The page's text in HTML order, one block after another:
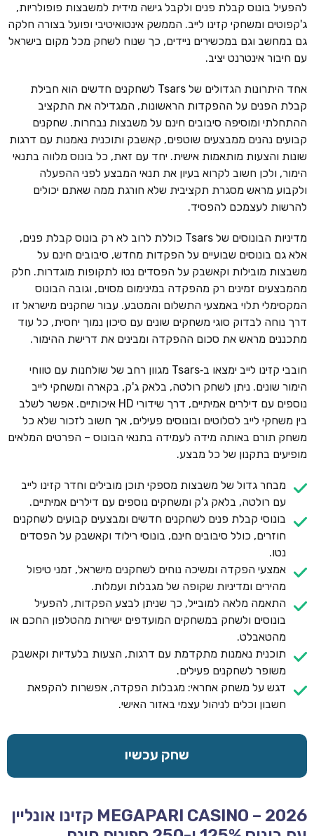
להפעיל בונוס קבלת פנים ולקבל גישה מידית למשבצות פופולריות,
ג'קפוטים ומשחקי קזינו לייב. הממשק אינטואיטיבי ופועל בצורה חלקה
גם במחשב וגם במכשירים ניידים, כך שנוח לשחק מכל מקום בישראל
עם חיבור אינטרנט יציב.
אחד היתרונות הגדולים של Tsars לשחקנים חדשים הוא חבילת
קבלת הפנים על ההפקדות הראשונות, המגדילה את התקציב
ההתחלתי ומוסיפה סיבובים חינם על משבצות נבחרות. שחקנים
קבועים נהנים ממבצעים שוטפים, קאשבק ותוכנית נאמנות עם דרגות
שונות והצעות מותאמות אישית. יחד עם זאת, כל בונוס מלווה בתנאי
הימור, ולכן חשוב לקרוא בעיון את תנאי המבצע לפני ההפעלה
ולקבוע מראש מסגרת תקציבית שלא חורגת ממה שאתם יכולים
להרשות לעצמכם להפסיד.
מדיניות הבונוסים של Tsars כוללת לרוב לא רק בונוס קבלת פנים,
אלא גם בונוסים שבועיים על הפקדות מחדש, סיבובים חינם על
משבצות מובילות וקאשבק על הפסדים נטו לתקופות מוגדרות. חלק
מהמבצעים זמינים רק מהפקדה במינימום מסוים, וגובה הבונוס
המקסימלי תלוי באמצעי התשלום והמטבע. עבור שחקנים מישראל זו
דרך נוחה לבדוק סוגי משחקים שונים עם סיכון נמוך יחסית, כל עוד
מתכננים מראש את סכום ההפקדה ומבינים את דרישת ההימור.
חובבי קזינו לייב ימצאו ב‑Tsars מגוון רחב של שולחנות עם טווחי
הימור שונים. ניתן לשחק רולטה, בלאק ג'ק, בקארה ומשחקי לייב
נוספים עם דילרים אמיתיים, דרך שידורי HD איכותיים. אפשר לשלב
בין משחקי לייב לסלוטים ובונוסים פעילים, אך חשוב לזכור שלא כל
משחק תורם באותה מידה לעמידה בתנאי הבונוס – הפרטים המלאים
מופיעים בתקנון של כל מבצע.
מבחר גדול של משבצות מספקי תוכן מובילים וחדר קזינו לייב
עם רולטה, בלאק ג'ק ומשחקים נוספים עם דילרים אמיתיים.
בונוסי קבלת פנים לשחקנים חדשים ומבצעים קבועים לשחקנים
חוזרים, כולל סיבובים חינם, בונוסי רילוד וקאשבק על הפסדים
נטו.
אמצעי הפקדה ומשיכה נוחים לשחקנים מישראל, זמני טיפול
מהירים ומדיניות שקופה של מגבלות ועמלות.
התאמה מלאה למובייל, כך שניתן לבצע הפקדות, להפעיל
בונוסים ולשחק במשחקים המועדפים ישירות מהטלפון החכם או
מהטאבלט.
תוכנית נאמנות מתקדמת עם דרגות, הצעות בלעדיות וקאשבק
משופר לשחקנים פעילים.
דגש על משחק אחראי: מגבלות הפקדה, אפשרות להקפאת
חשבון וכלים לניהול עצמי באזור האישי.
שחק עכשיו
MEGAPARI CASINO – 2026 קזינו אונליין